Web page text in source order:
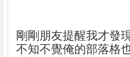
剛剛朋友提醒我才發
不知不覺俺的部落格